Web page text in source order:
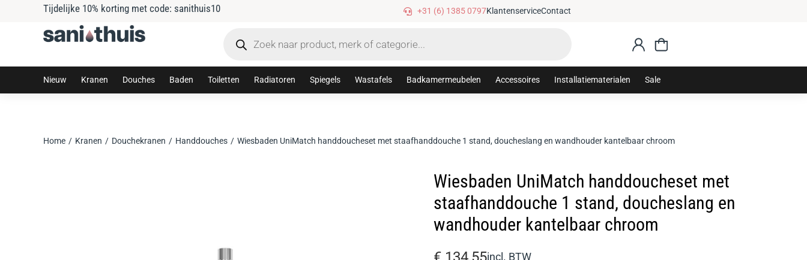
Tijdelijke 10% korting met code: sanithuis10 Gratis verzending vanaf €75,-
+31 (6) 1385 0797KlantenserviceContact
Nieuw Kranen Douches Baden Toiletten Radiatoren Spiegels Wastafels Badkamermeubelen Accessoires Installatiematerialen Sale
Je bent hier:
Home Kranen Douchekranen Handdouches Wiesbaden UniMatch handdoucheset met staafhanddouche 1 stand, doucheslang en wandhouder kantelbaar chroom
Wiesbaden UniMatch handdoucheset met
staafhanddouche 1 stand, doucheslang en
wandhouder kantelbaar chroom
incl. BTW